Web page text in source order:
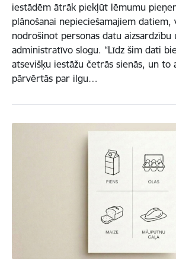
iestādēm ātrāk piekļūt lēmumu
plānošanai nepieciešamajiem datiem,
nodrošinot personas datu
administratīvo slogu. “Līdz šim dati
atsevišķu iestāžu četrās sienās, un to
pārvērtās par ilgu…